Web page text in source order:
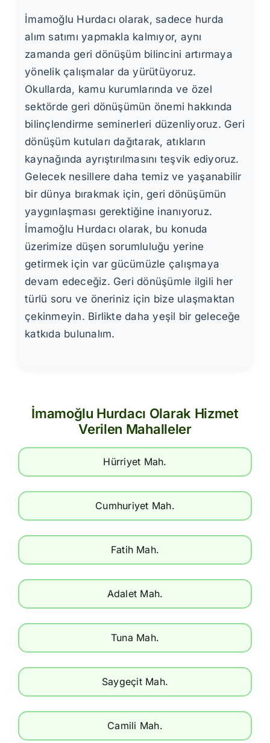
İmamoğlu Hurdacı olarak, sadece hurda
alım satımı yapmakla kalmıyor, aynı
zamanda geri dönüşüm bilincini artırmaya
yönelik çalışmalar da yürütüyoruz.
Okullarda, kamu kurumlarında ve özel
sektörde geri dönüşümün önemi hakkında
bilinçlendirme seminerleri düzenliyoruz. Geri
dönüşüm kutuları dağıtarak, atıkların
kaynağında ayrıştırılmasını teşvik ediyoruz.
Gelecek nesillere daha temiz ve yaşanabilir
bir dünya bırakmak için, geri dönüşümün
yaygınlaşması gerektiğine inanıyoruz.
İmamoğlu Hurdacı olarak, bu konuda
üzerimize düşen sorumluluğu yerine
getirmek için var gücümüzle çalışmaya
devam edeceğiz. Geri dönüşümle ilgili her
türlü soru ve öneriniz için bize ulaşmaktan
çekinmeyin. Birlikte daha yeşil bir geleceğe
katkıda bulunalım.
İmamoğlu Hurdacı Olarak Hizmet
Verilen Mahalleler
Hürriyet Mah.
Cumhuriyet Mah.
Fatih Mah.
Adalet Mah.
Tuna Mah.
Saygeçit Mah.
Camili Mah.